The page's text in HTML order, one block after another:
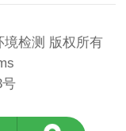
境检测 版权所有